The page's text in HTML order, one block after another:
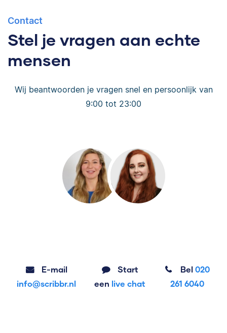
Contact
Stel je vragen aan echte
mensen
Wij beantwoorden je vragen snel en persoonlijk van
9:00 tot 23:00
E-mail
info@scribbr.nl
Start
een live chat
Bel020
261 6040